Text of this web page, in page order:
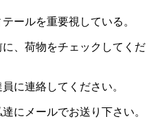
ールを重要視している。
、荷物をチェックしてくだ
に連絡してください。
にメールでお送り下さい。